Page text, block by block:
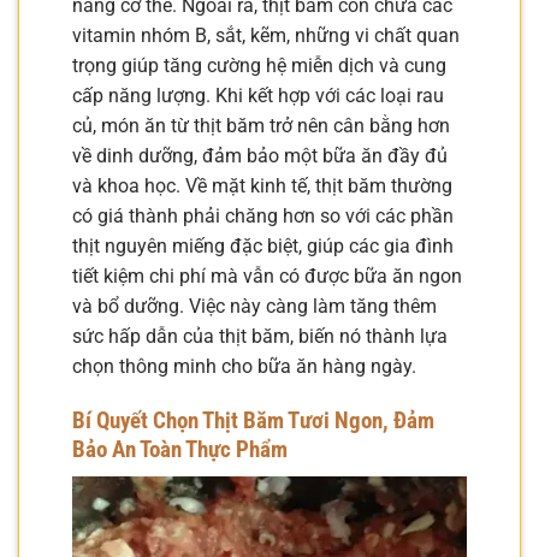
năng cơ thể. Ngoài ra, thịt băm còn chứa các
vitamin nhóm B, sắt, kẽm, những vi chất quan
trọng giúp tăng cường hệ miễn dịch và cung
cấp năng lượng. Khi kết hợp với các loại rau
củ, món ăn từ thịt băm trở nên cân bằng hơn
về dinh dưỡng, đảm bảo một bữa ăn đầy đủ
và khoa học. Về mặt kinh tế, thịt băm thường
có giá thành phải chăng hơn so với các phần
thịt nguyên miếng đặc biệt, giúp các gia đình
tiết kiệm chi phí mà vẫn có được bữa ăn ngon
và bổ dưỡng. Việc này càng làm tăng thêm
sức hấp dẫn của thịt băm, biến nó thành lựa
chọn thông minh cho bữa ăn hàng ngày.
Bí Quyết Chọn Thịt Băm Tươi Ngon, Đảm
Bảo An Toàn Thực Phẩm